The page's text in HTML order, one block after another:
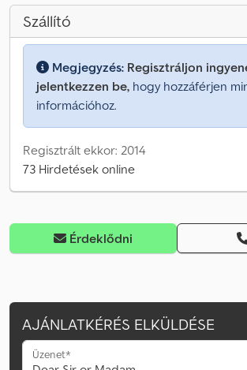
Szállító
Megjegyzés: Regisztráljon
jelentkezzen be, hogy hozzáférjen
információhoz.
Regisztrált ekkor: 2014
73 Hirdetések online
Érdeklődni
AJÁNLATKÉRÉS ELKÜLDÉSE
Üzenet*